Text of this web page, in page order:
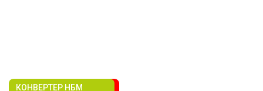
КОНВЕРТЕР НБМ